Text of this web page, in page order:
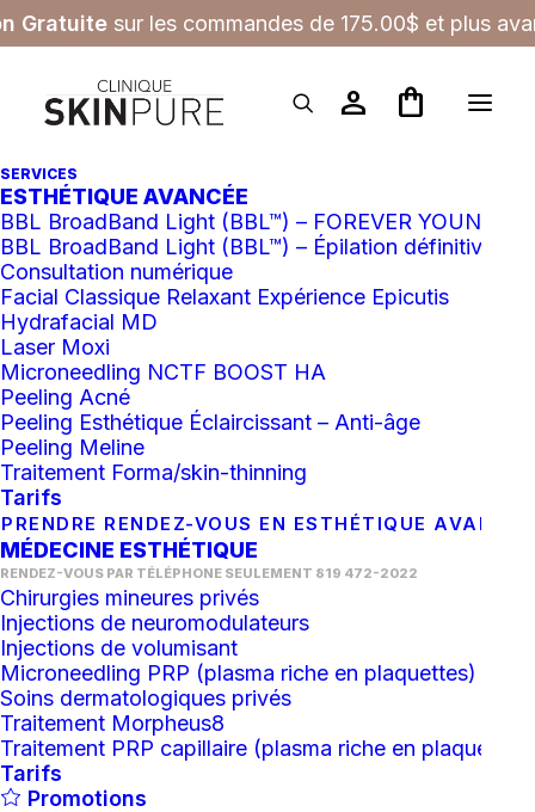
Gratuite sur les commandes de 175.00$ et plus
person shopping_bag
SERVICES
ESTHÉTIQUE AVANCÉE
BBL BroadBand Light (BBL™) – FOREVER YOUNG
BBL BroadBand Light (BBL™) – Épilation définitive
Consultation numérique
Facial Classique Relaxant Expérience Epicutis
Hydrafacial MD
Laser Moxi
Microneedling NCTF BOOST HA
Peeling Acné
Peeling Esthétique Éclaircissant – Anti-âge
Peeling Meline
Traitement Forma/skin-thinning
Tarifs
PRENDRE RENDEZ-VOUS EN ESTHÉTIQUE AVANCÉ
MÉDECINE ESTHÉTIQUE
RENDEZ-VOUS PAR TÉLÉPHONE SEULEMENT 819 472-2022
Chirurgies mineures privés
Injections de neuromodulateurs
Injections de volumisant
Microneedling PRP (plasma riche en plaquettes)
Soins dermatologiques privés
Traitement Morpheus8
Traitement PRP capillaire (plasma riche en plaquettes)
Tarifs
Promotions
Nettoyant
Tout effacer